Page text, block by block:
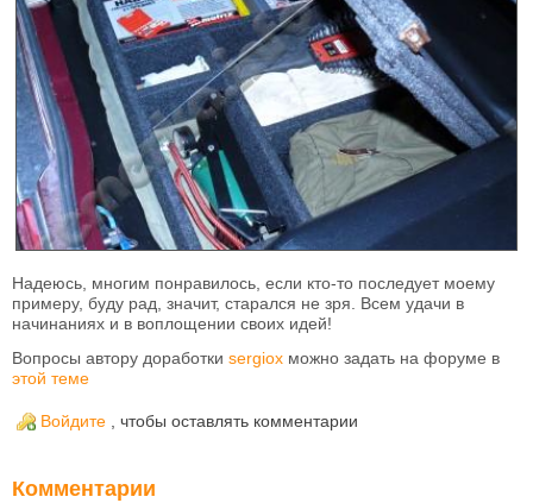
Надеюсь, многим понравилось, если кто-то последует моему
примеру, буду рад, значит, старался не зря. Всем удачи в
начинаниях и в воплощении своих идей!
Вопросы автору доработки sergiox можно задать на форуме в
этой теме
Войдите , чтобы оставлять комментарии
Комментарии